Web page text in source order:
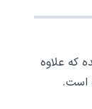
که علاوه
است.